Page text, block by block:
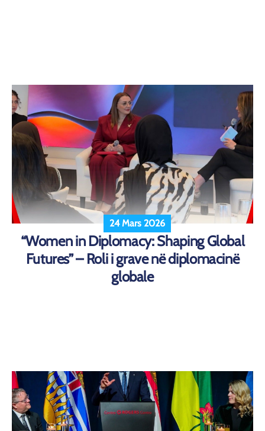
24 Mars 2026
“Women in Diplomacy: Shaping Global
Futures” – Roli i grave në diplomacinë
globale